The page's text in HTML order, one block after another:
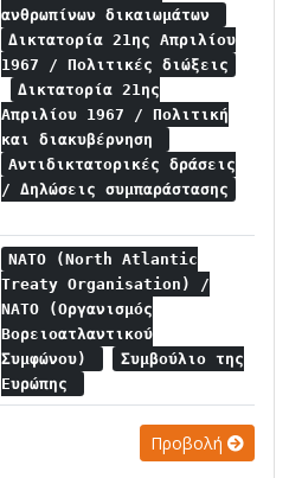
ανθρωπίνων δικαιωμάτων
Δικτατορία 21ης Απριλίου
1967 / Πολιτικές διώξεις
Δικτατορία 21ης
Απριλίου 1967 / Πολιτική
και διακυβέρνηση
Αντιδικτατορικές δράσεις
/ Δηλώσεις συμπαράστασης
NATO (North Atlantic
Treaty Organisation) /
NATO (Οργανισμός
Βορειοατλαντικού
Συμφώνου)
Συμβούλιο της
Ευρώπης
Προβολή